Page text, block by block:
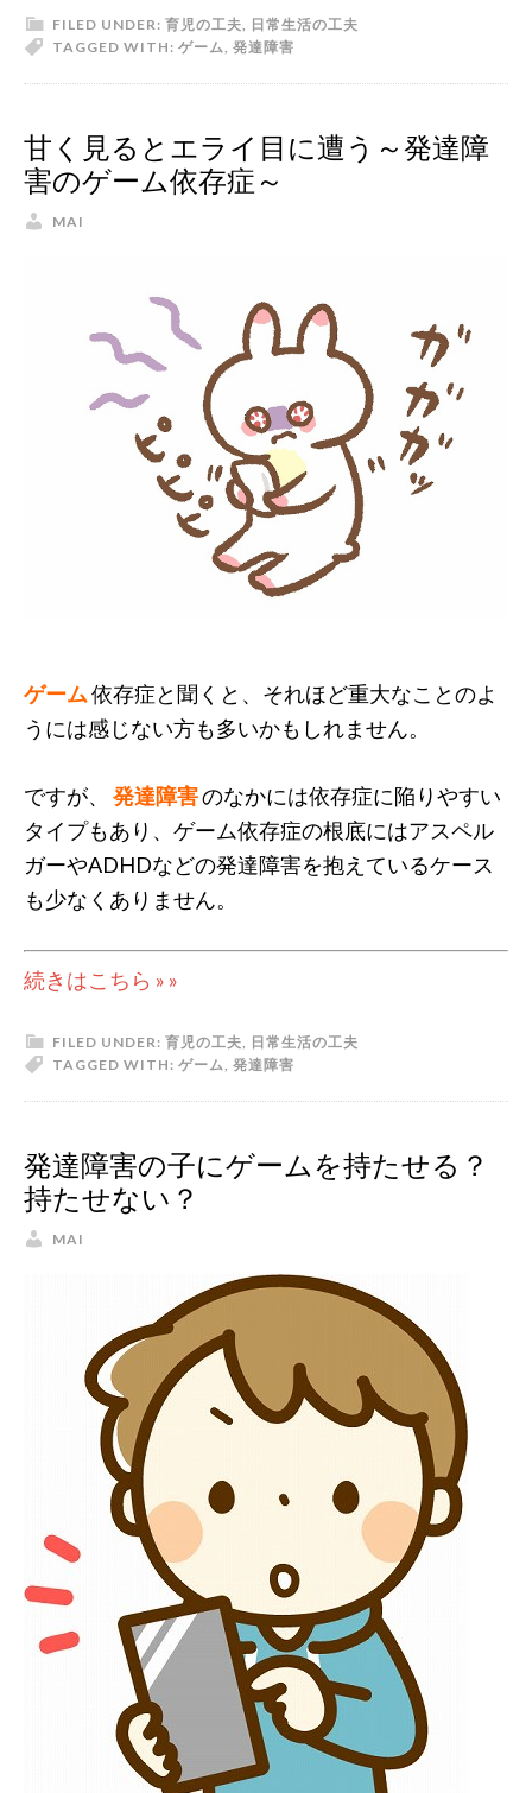
FILED UNDER: 育児の工夫, 日常生活の工夫
TAGGED WITH: ゲーム, 発達障害
甘く見るとエライ目に遭う～発達障
害のゲーム依存症～
MAI
ゲーム依存症と聞くと、それほど重大なことのよ
うには感じない方も多いかもしれません。
ですが、 発達障害のなかには依存症に陥りやすい
タイプもあり、ゲーム依存症の根底にはアスペル
ガーやADHDなどの発達障害を抱えているケース
も少なくありません。
続きはこちら » »
FILED UNDER: 育児の工夫, 日常生活の工夫
TAGGED WITH: ゲーム, 発達障害
発達障害の子にゲームを持たせる？
持たせない？
MAI